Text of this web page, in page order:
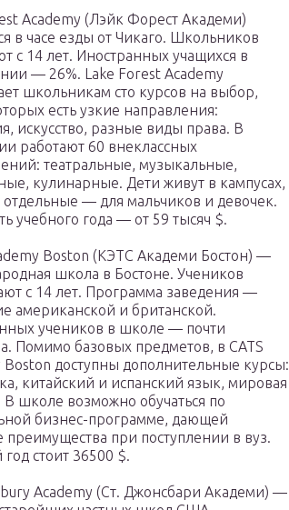
Academy (Лэйк Форест Академи)
в часе езды от Чикаго. Школьников
с 14 лет. Иностранных учащихся в
— 26%. Lake Forest Academy
школьникам сто курсов на выбор,
есть узкие направления:
искусство, разные виды права. В
работают 60 внеклассных
театральные, музыкальные,
кулинарные. Дети живут в кампусах,
отдельные — для мальчиков и девочек.
учебного года — от 59 тысяч $.
Boston (КЭТС Академи Бостон) —
школа в Бостоне. Учеников
с 14 лет. Программа заведения —
американской и британской.
учеников в школе — почти
Помимо базовых предметов, в CATS
Boston доступны дополнительные курсы:
китайский и испанский язык, мировая
В школе возможно обучаться по
бизнес-программе, дающей
при поступлении в вуз.
стоит 36500 $.
Academy (Ст. Джонсбари Академи) —